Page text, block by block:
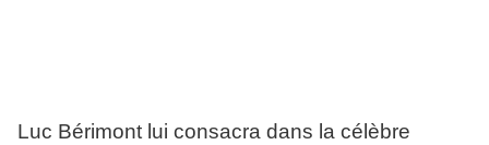
Luc Bérimont lui consacra dans la célèbre